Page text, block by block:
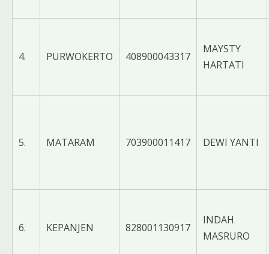
4. PURWOKERTO 408900043317
MAYSTY
HARTATI
5. MATARAM 703900011417 DEWI YANTI
6. KEPANJEN 828001130917
INDAH
MASRURO